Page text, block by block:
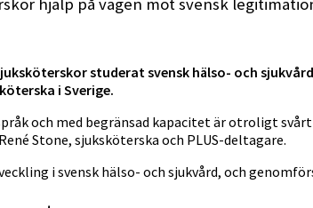
studerat svensk hälso- och
i Sverige.
och med begränsad kapacitet är otroligt
Stone, sjuksköterska och PLUS-deltagare.
i svensk hälso- och sjukvård, och